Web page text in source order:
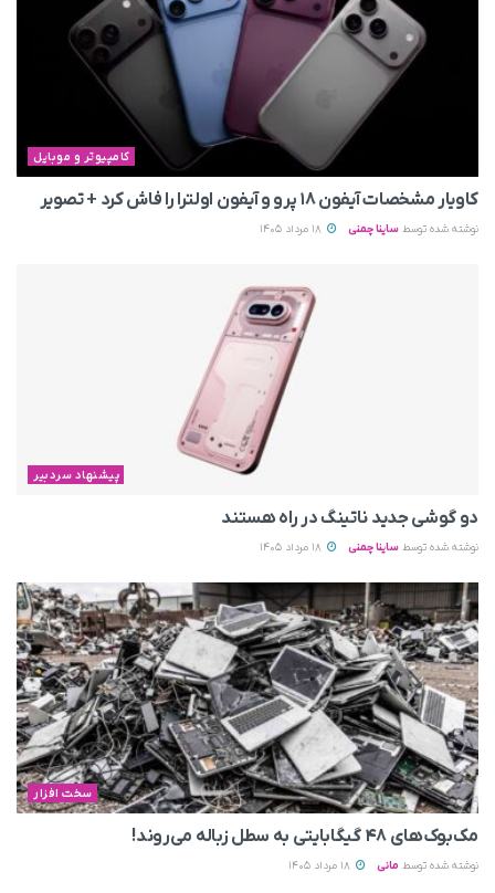
کامپیوتر و موبایل
کاویار مشخصات آیفون ۱۸ پرو و آیفون اولترا را فاش کرد + تصویر
نوشته شده توسط ساینا چمنی
پیشنهاد سردبیر
دو گوشی جدید ناتینگ در راه هستند
نوشته شده توسط ساینا چمنی
سخت افزار
مک‌بوک‌های ۴۸ گیگابایتی به سطل زباله می‌روند!
نوشته شده توسط مانی